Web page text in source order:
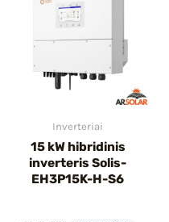
Inverteriai
15 kW hibridinis
inverteris Solis-
EH3P15K-H-S6